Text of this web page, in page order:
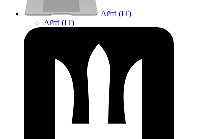
Айті (IT)
Айті (IT)